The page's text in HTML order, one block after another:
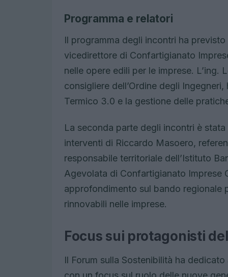
Programma e relatori
Il programma degli incontri ha
vicedirettore di Confartigianato
nelle opere edili per le imprese. L’ing.
consigliere dell’Ordine degli
Termico 3.0 e la gestione delle
La seconda parte degli incontri è
interventi di Riccardo Masoero,
responsabile territoriale dell’Istituto
Agevolata di Confartigianato Imprese
approfondimento sul bando regionale
rinnovabili nelle imprese.
Focus sui protagonisti
Il Forum sulla Sostenibilità ha